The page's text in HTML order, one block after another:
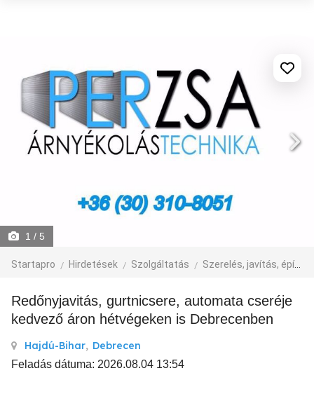
1 / 5
Startapro Hirdetések Szolgáltatás Szerelés, javítás, építkezés
Redőnyjavitás, gurtnicsere, automata cseréje
kedvező áron hétvégeken is Debrecenben
Hajdú-Bihar, Debrecen
Feladás dátuma: 2026.08.04 13:54